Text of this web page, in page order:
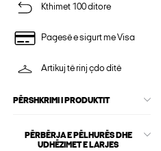
Kthimet 100 ditore
Pagesë e sigurt me Visa
Artikuj të rinj çdo ditë
PËRSHKRIMI I PRODUKTIT
PËRBËRJA E PËLHURËS DHE
UDHËZIMET E LARJES